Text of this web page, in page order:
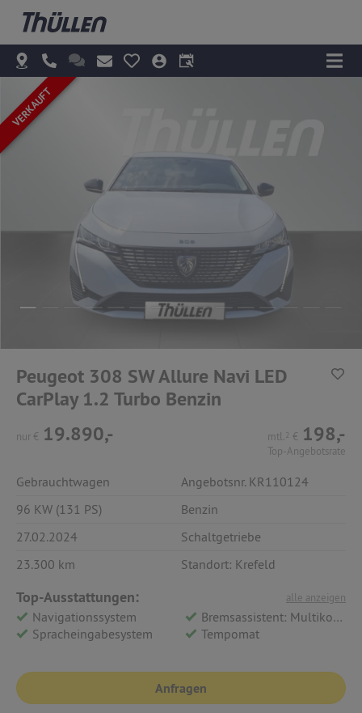
VERKAUFT
Peugeot 308 SW Allure Navi LED
CarPlay 1.2 Turbo Benzin
nur € 19.890,- mtl. 2 € 198,-
Top-Angebotsrate
Gebrauchtwagen
Angebotsnr. KR110124
96 KW (131 PS)
Benzin
27.02.2024
Schaltgetriebe
23.300 km
Standort: Krefeld
alle anzeigen
Top-Ausstattungen:
Navigationssystem
Bremsassistent: Multikollisionsbremse
Spracheingabesystem
Tempomat
Anfragen